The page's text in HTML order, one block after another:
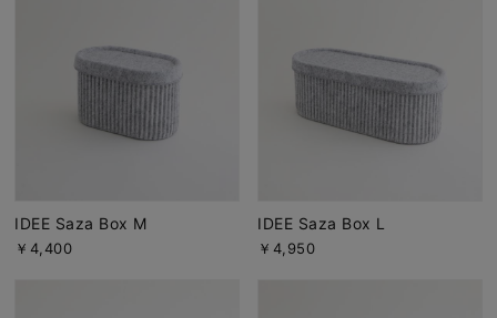
IDEE Saza Box M
￥4,400
IDEE Saza Box L
￥4,950